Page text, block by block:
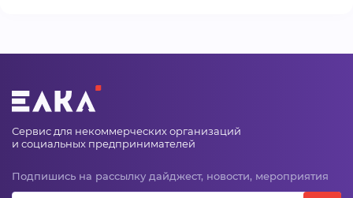
Сервис для некоммерческих организаций
и социальных предпринимателей
Подпишись на рассылку дайджест, новости, мероприятия